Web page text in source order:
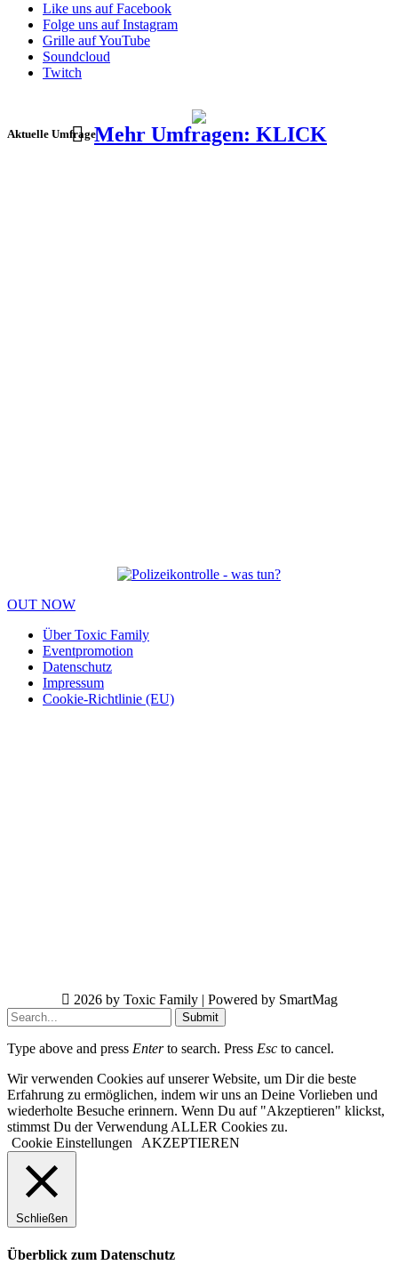
Like uns auf Facebook
Folge uns auf Instagram
Grille auf YouTube
Soundcloud
Twitch
Aktuelle UmfrageMehr Umfragen: KLICK
OUT NOW
Über Toxic Family
Eventpromotion
Datenschutz
Impressum
Cookie-Richtlinie (EU)
2026 by Toxic Family | Powered by SmartMag
Submit
Type above and press Enterto search. Press Esc to cancel.
Wir verwenden Cookies auf unserer Website, um Dir die beste
Erfahrung zu ermöglichen, indem wir uns an Deine Vorlieben und
wiederholte Besuche erinnern. Wenn Du auf "Akzeptieren" klickst,
stimmst Du der Verwendung ALLER Cookies zu.
Cookie Einstellungen AKZEPTIEREN
Schließen
Überblick zum Datenschutz